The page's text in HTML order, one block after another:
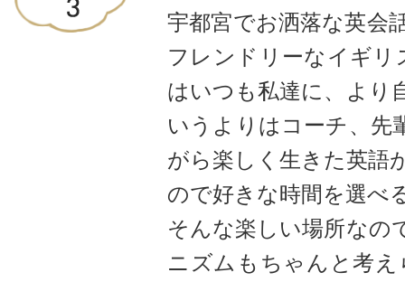
宇都宮でお洒落な英会
フレンドリーなイギリ
はいつも私達に、より
いうよりはコーチ、先
がら楽しく生きた英語
ので好きな時間を選べ
そんな楽しい場所なの
ニズムもちゃんと考